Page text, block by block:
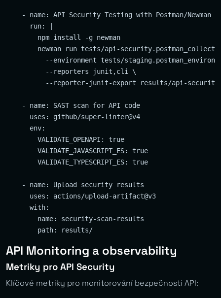
    - name: API Security Testing with Postman/Newman
      run: |
        npm install -g newman
newman run tests/api-
--environment tests/
          --reporters junit,cli \
--reporter-junit-export results/api-
    - name: SAST scan for API code
      uses: github/super-linter@v4
      env:
        VALIDATE_OPENAPI: true
        VALIDATE_JAVASCRIPT_ES: true
        VALIDATE_TYPESCRIPT_ES: true
    - name: Upload security results
      uses: actions/upload-artifact@v3
      with:
        name: security-scan-results
API Monitoring a observability
Metriky pro API Security
Klíčové metriky pro monitorování bezpečnosti API: